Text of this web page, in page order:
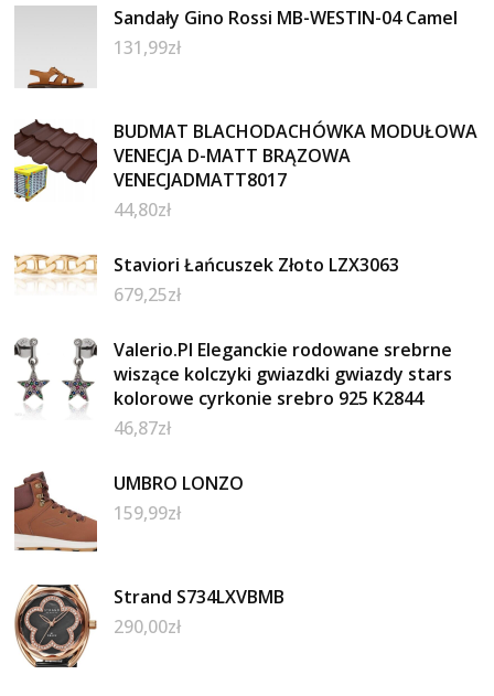
Sandały Gino Rossi MB-WESTIN-04 Camel
131,99zł
BUDMAT BLACHODACHÓWKA MODUŁOWA
VENECJA D-MATT BRĄZOWA
VENECJADMATT8017
44,80zł
Staviori Łańcuszek Złoto LZX3063
679,25zł
Valerio.Pl Eleganckie rodowane srebrne
wiszące kolczyki gwiazdki gwiazdy stars
kolorowe cyrkonie srebro 925 K2844
46,87zł
UMBRO LONZO
159,99zł
Strand S734LXVBMB
290,00zł